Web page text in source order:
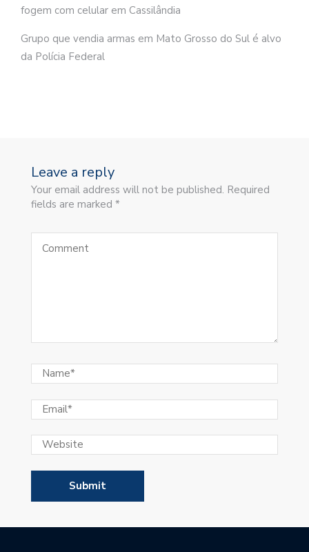
fogem com celular em Cassilândia
Grupo que vendia armas em Mato Grosso do Sul é alvo
da Polícia Federal
Leave a reply
Your email address will not be published. Required
fields are marked *